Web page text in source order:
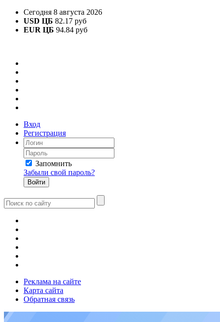
Сегодня 8 августа 2026
USD ЦБ 82.17 руб
EUR ЦБ 94.84 руб
Вход
Регистрация
Запомнить
Забыли свой пароль?
Реклама на сайте
Карта сайта
Обратная связь